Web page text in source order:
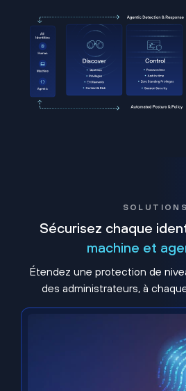
SOLUTIONS
Sécurisez chaque
machine et
Étendez une protection de
des administrateurs, à